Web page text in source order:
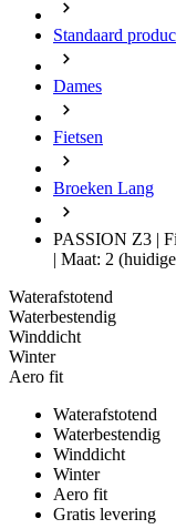
Standaard
Dames
Fietsen
Broeken Lang
PASSION Z3 |
| Maat: 2
Waterafstotend
Waterbestendig
Winddicht
Winter
Aero fit
Waterafstotend
Waterbestendig
Winddicht
Winter
Aero fit
Gratis levering